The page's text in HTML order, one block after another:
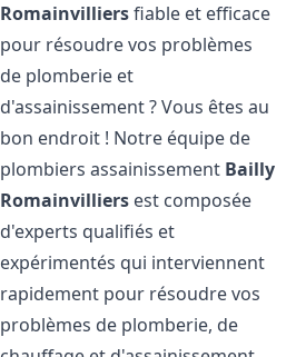
Romainvilliersfiable et efficace
pour résoudre vos problèmes
de plomberie et
d'assainissement ? Vous êtes au
bon endroit ! Notre équipe de
plombiers assainissement Bailly
Romainvilliers est composée
d'experts qualifiés et
expérimentés qui interviennent
rapidement pour résoudre vos
problèmes de plomberie, de